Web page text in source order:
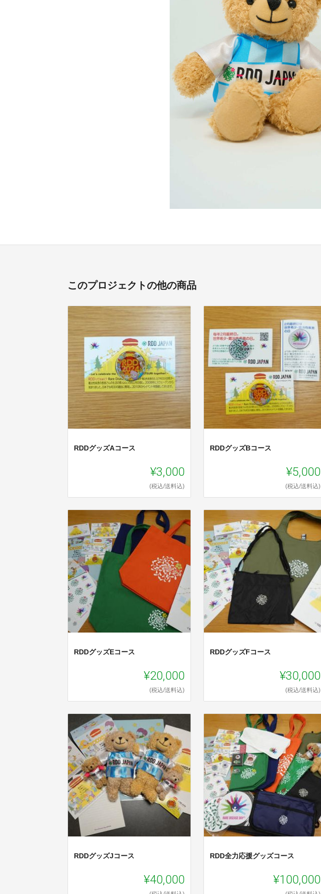
このプロジェクトの他の商品
RDDグッズAコース
¥3,000
(税込/送料込)
RDDグッズBコース
¥5,000
(税込/送料込)
RDDグッズEコース
¥20,000
(税込/送料込)
RDDグッズFコース
¥30,000
(税込/送料込)
RDDグッズJコース
¥40,000
RDD全力応援グッズコース
¥100,000